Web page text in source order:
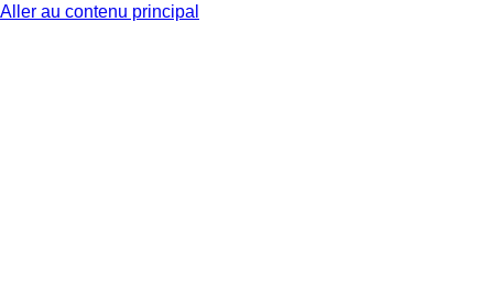
Aller au contenu principal